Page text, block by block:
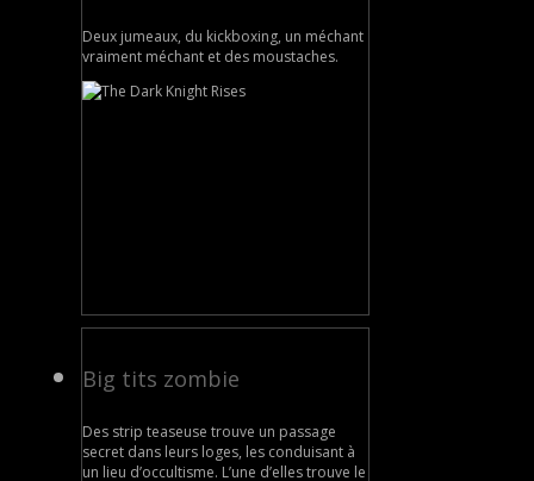
Deux jumeaux, du kickboxing, un méchant
vraiment méchant et des moustaches.
Big tits zombie
Des strip teaseuse trouve un passage
secret dans leurs loges, les conduisant à
un lieu d’occultisme. L’une d’elles trouve le